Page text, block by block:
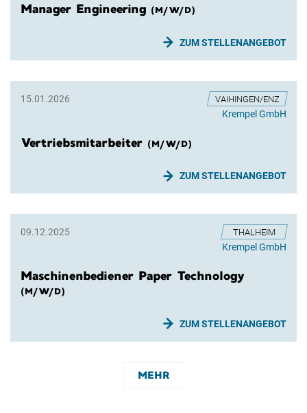
Manager Engineering (M/W/D)
ZUM STELLENANGEBOT
15.01.2026 VAIHINGEN/ENZ
Krempel GmbH
Vertriebsmitarbeiter (M/W/D)
ZUM STELLENANGEBOT
09.12.2025 THALHEIM
Krempel GmbH
Maschinenbediener Paper Technology
(M/W/D)
ZUM STELLENANGEBOT
MEHR
MEHR